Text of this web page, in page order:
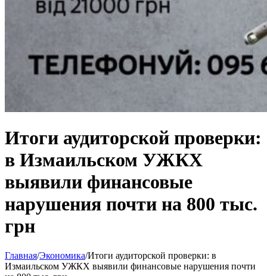
Итоги аудиторской проверки:
в Измаильском УЖКХ
выявили финансовые
нарушения почти на 800 тыс.
грн
Главная/Экономика/Итоги аудиторской проверки: в
Измаильском УЖКХ выявили финансовые нарушения почти